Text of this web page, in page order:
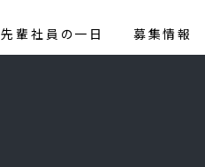
先輩社員の一日 募集情報